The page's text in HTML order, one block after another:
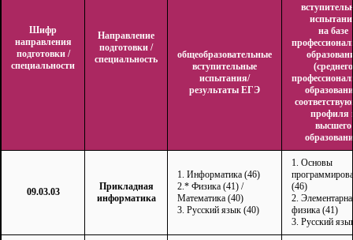
Шифр
направления
подготовки /
специальности
Направление
подготовки /
специальность
общеобразовательные
вступительные
испытания/
результаты ЕГЭ
на базе
(среднего
профиля
высшего
09.03.03
Прикладная
информатика
1. Информатика (46)
2.* Физика (41) /
Математика (40)
3. Русский язык (40)
1. Основы
(46)
2.
физика (41)
3. Русский